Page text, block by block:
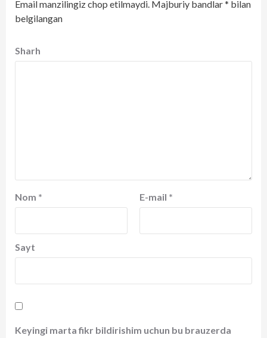
Email manzilingiz chop etilmaydi. Majburiy bandlar* bilan
belgilangan
Sharh
Nom * E-mail *
Sayt
Keyingi marta fikr bildirishim uchun bu brauzerda